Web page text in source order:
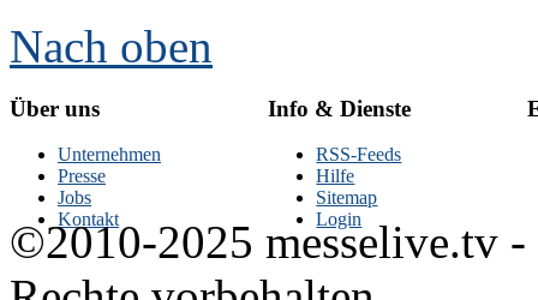
Nach oben
Über uns
Unternehmen
Presse
Jobs
Kontakt
Info & Dienste
RSS-Feeds
Hilfe
Sitemap
Login
©2010-2025 messelive.tv -